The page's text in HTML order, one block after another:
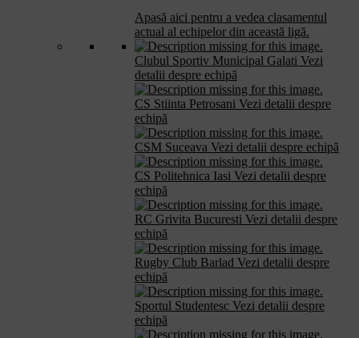
Apasă aici pentru a vedea clasamentul
actual al echipelor din această ligă.
Clubul Sportiv Municipal Galati Vezi
detalii despre echipă
CS Stiinta Petrosani Vezi detalii despre
echipă
CSM Suceava Vezi detalii despre echipă
CS Politehnica Iasi Vezi detalii despre
echipă
RC Grivita Bucuresti Vezi detalii despre
echipă
Rugby Club Barlad Vezi detalii despre
echipă
Sportul Studentesc Vezi detalii despre
echipă